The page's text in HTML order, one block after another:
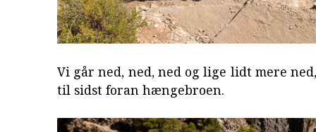
Vi går ned, ned, ned og lige lidt mere
til sidst foran hængebroen.